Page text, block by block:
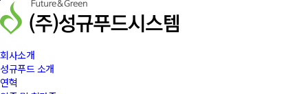
본문바로가기
회사소개
성규푸드 소개
연혁